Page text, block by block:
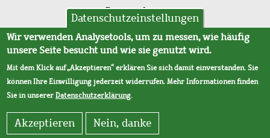
Datenschutz
AVB
Datenschutzeinstellungen
Wir verwenden Analysetools, um zu messen, wie häufig
unsere Seite besucht und wie sie genutzt wird.
Mit dem Klick auf „Akzeptieren“ erklären Sie sich damit einverstanden. Sie
können Ihre Einwilligung jederzeit widerrufen. Mehr Informationen finden
Sie in unsererDatenschutzerklärung.
Akzeptieren Nein, danke